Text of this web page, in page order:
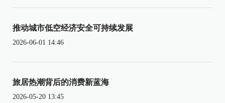
推动城市低空经济安全可持续发展
2026-06-01 14:46
旅居热潮背后的消费新蓝海
2026-05-20 13:45